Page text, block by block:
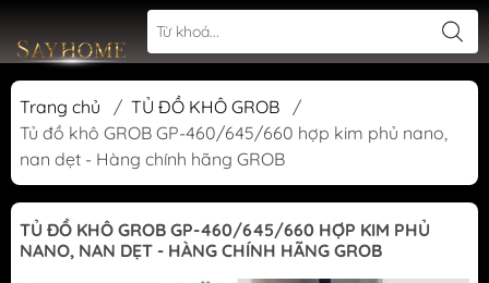
Trang chủ / TỦ ĐỒ KHÔ GROB
/
Tủ đồ khô GROB GP-460/645/660 hợp kim phủ nano,
nan dẹt - Hàng chính hãng GROB
TỦ ĐỒ KHÔ GROB GP-460/645/660 HỢP KIM PHỦ
NANO, NAN DẸT - HÀNG CHÍNH HÃNG GROB